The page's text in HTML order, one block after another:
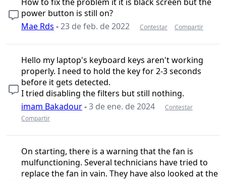
power button is still on?
Mae Rds -23 de feb. de 2022 Contestar Compartir
Hello my laptop's keyboard keys aren't working
properly. I need to hold the key for 2-3 seconds
before it gets detected.
I tried disabling the filters but still nothing.
imam Bakadour-3 de ene. de 2024
Contestar
Compartir
On starting, there is a warning that the fan is
mulfunctioning. Several technicians have tried to
replace the fan in vain. They have also looked at the